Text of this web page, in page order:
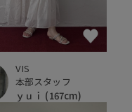
VIS
本部スタッフ
ｙｕｉ (167cm)